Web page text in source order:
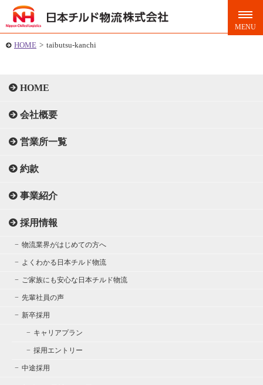
HOME > taibutsu-kanchi
HOME
会社概要
営業所一覧
約款
事業紹介
採用情報
物流業界がはじめての方へ
よくわかる日本チルド物流
ご家族にも安心な日本チルド物流
先輩社員の声
新卒採用
キャリアプラン
採用エントリー
中途採用